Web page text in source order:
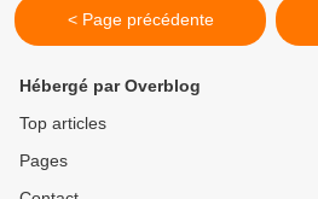
< Page précédente
Hébergé par Overblog
Top articles
Pages